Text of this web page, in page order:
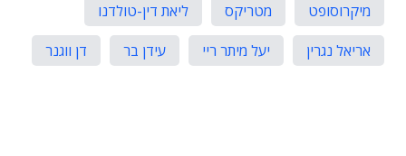
מיקרוסופט מטריקס
ליאת דין-טולדנו
אריאל נגרין
יעל מיתר ריי עידן בר דן ווגנר